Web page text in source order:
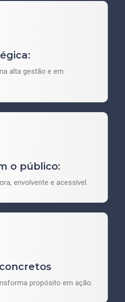
alta gestão e em
o público:
envolvente e acessível.
propósito em ação.